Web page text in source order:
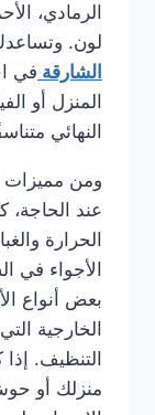
الرمادي،
لون.
الشارقة في
المنزل أو
النهائي
ومن مميزات
عند الحاجة،
الحرارة
الأجواء في
بعض أنواع
الخارجية
التنظيف.
منزلك أو